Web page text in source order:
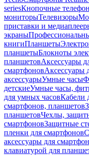
seriesКнопочные
мониторыТелевизоры
приставки и
экраны
книгиПланшеты
планшетыБлокноты
планшетовАксессуары
смартфоновАксессуары
аксессуарыУмные часы
детскиеУмные часы,
для умных часовКабели
смартфонов, планшетов
планшетовЧехлы,
смартфоновЗащитные
пленки для смартфонов
аксессуары для
клавиатурой для